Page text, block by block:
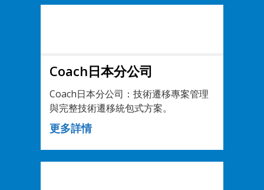
Coach日本分公司
Coach日本分公司：技術遷移專案管理
與完整技術遷移統包式方案。
更多詳情